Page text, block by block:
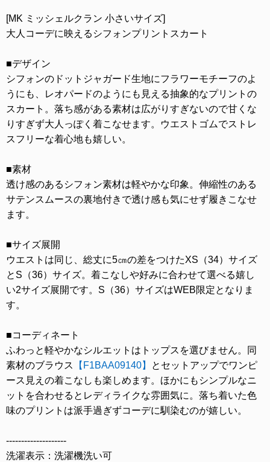
[MK ミッシェルクラン 小さいサイズ]
大人コーデに映えるシフォンプリントスカート
■デザイン
シフォンのドットジャガード生地にフラワーモチーフのよ
うにも、レオパードのようにも見える抽象的なプリントの
スカート。落ち感がある素材は広がりすぎないので甘くな
りすぎず大人っぽく着こなせます。ウエストゴムでストレ
スフリーな着心地も嬉しい。
■素材
透け感のあるシフォン素材は軽やかな印象。伸縮性のある
サテンスムースの裏地付きで透け感も気にせず履きこなせ
ます。
■サイズ展開
ウエストは同じ、総丈に5㎝の差をつけたXS（34）サイズ
とS（36）サイズ。着こなしや好みに合わせて選べる嬉し
い2サイズ展開です。S（36）サイズはWEB限定となりま
す。
■コーディネート
ふわっと軽やかなシルエットはトップスを選びません。同
素材のブラウス
【F1BAA09140】
とセットアップでワンピ
ース見えの着こなしも楽しめます。ほかにもシンプルなニ
ットを合わせるとレディライクな雰囲気に。落ち着いた色
味のプリントは派手過ぎずコーデに馴染むのが嬉しい。
--------------------
洗濯表示：洗濯機洗い可